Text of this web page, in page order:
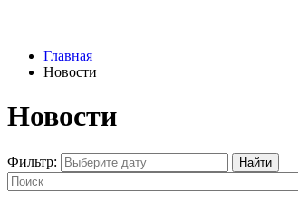
Главная
Новости
Новости
Фильтр: